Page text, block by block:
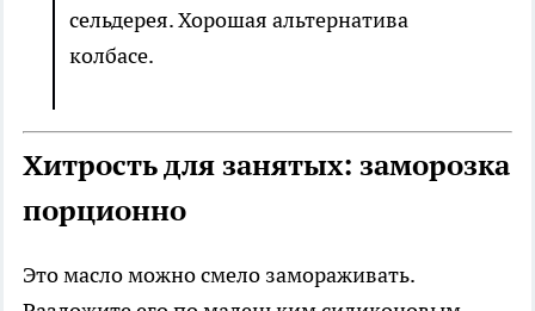
сельдерея. Хорошая альтернатива
колбасе.
Хитрость для занятых: заморозка
порционно
Это масло можно смело замораживать.